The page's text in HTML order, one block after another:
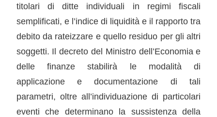
titolari di ditte individuali in regimi fiscali
semplificati, e l’indice di liquidità e il rapporto tra
debito da rateizzare e quello residuo per gli altri
soggetti. Il decreto del Ministro dell’Economia e
delle finanze stabilirà le modalità di
applicazione e documentazione di tali
parametri, oltre all’individuazione di particolari
eventi che determinano la sussistenza della